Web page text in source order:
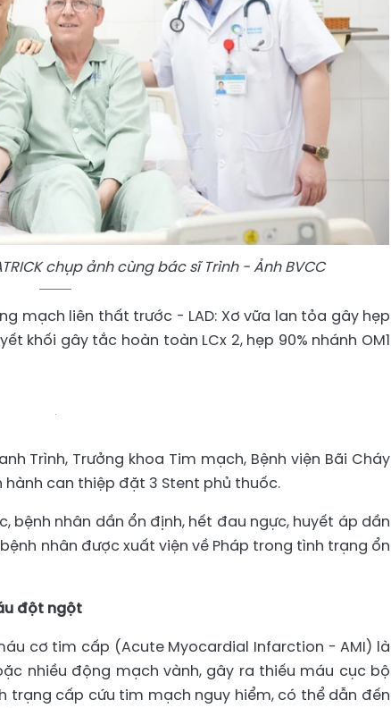
chụp ảnh cùng bác sĩ Trình - Ảnh BVCC
mạch liên thất trước - LAD: Xơ vữa lan tỏa gây hẹp
khối gây tắc hoàn toàn LCx 2, hẹp 90% nhánh OM1
Trình, Trưởng khoa Tim mạch, Bệnh viện Bãi Cháy
can thiệp đặt 3 Stent phủ thuốc.
bệnh nhân dần ổn định, hết đau ngực, huyết áp dần
nhân được xuất viện về Pháp trong tình trạng ổn
đột ngột
cơ tim cấp (Acute Myocardial Infarction - AMI) là
nhiều động mạch vành, gây ra thiếu máu cục bộ
cấp cứu tim mạch nguy hiểm, có thể dẫn đến